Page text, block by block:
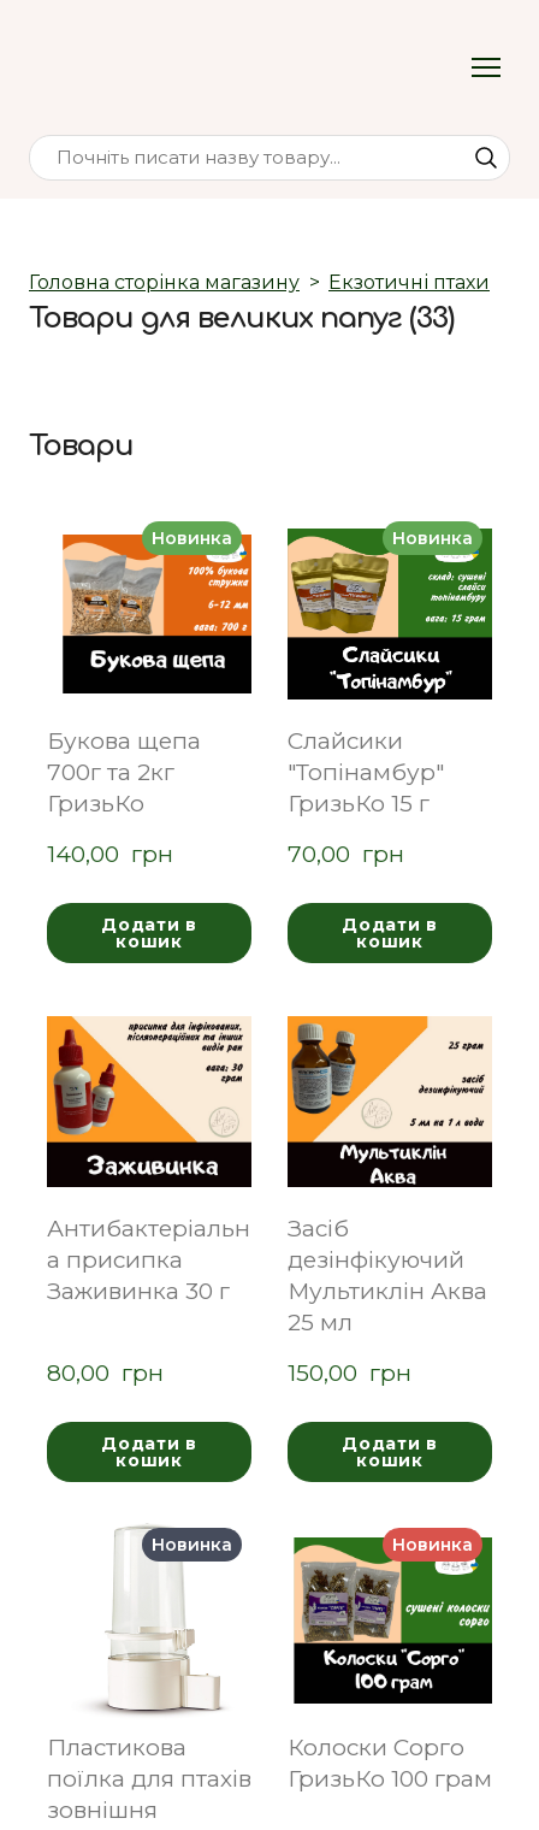
Головна сторінка магазину Екзотичні птахи
Товари для великих папуг (33)
Товари
Новинка
Букова щепа
700г та 2кг
ГризьКо
140,00  грн
Додати в
кошик
Новинка
Слайсики
"Топінамбур"
ГризьКо 15 г
70,00  грн
Додати в
кошик
Антибактеріальн
а присипка
Заживинка 30 г
80,00  грн
Додати в
кошик
Засіб
дезінфікуючий
Мультиклін Аква
25 мл
150,00  грн
Додати в
кошик
Новинка
Пластикова
поїлка для птахів
зовнішня
Новинка
Колоски Сорго
ГризьКо 100 грам